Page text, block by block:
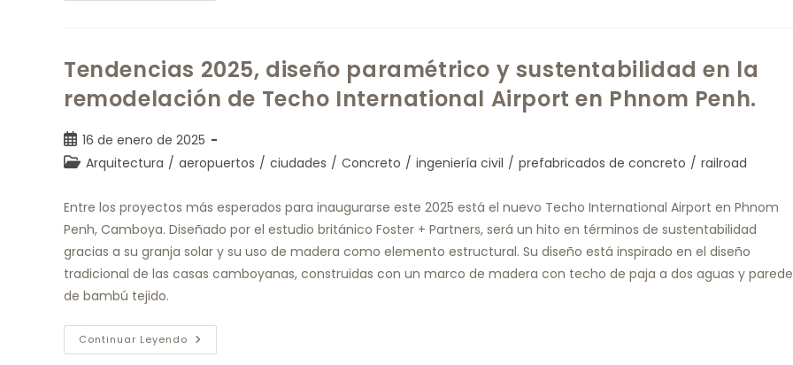
Tendencias 2025, diseño paramétrico y sustentabilidad en la
remodelación de Techo International Airport en Phnom Penh.
16 de enero de 2025
Arquitectura / aeropuertos / ciudades / Concreto / ingeniería civil / prefabricados de concreto / railroad
Entre los proyectos más esperados para inaugurarse este 2025 está el nuevo Techo International Airport en Phnom
Penh, Camboya. Diseñado por el estudio británico Foster + Partners, será un hito en términos de sustentabilidad
gracias a su granja solar y su uso de madera como elemento estructural. Su diseño está inspirado en el diseño
tradicional de las casas camboyanas, construidas con un marco de madera con techo de paja a dos aguas y
de bambú tejido.
Continuar Leyendo